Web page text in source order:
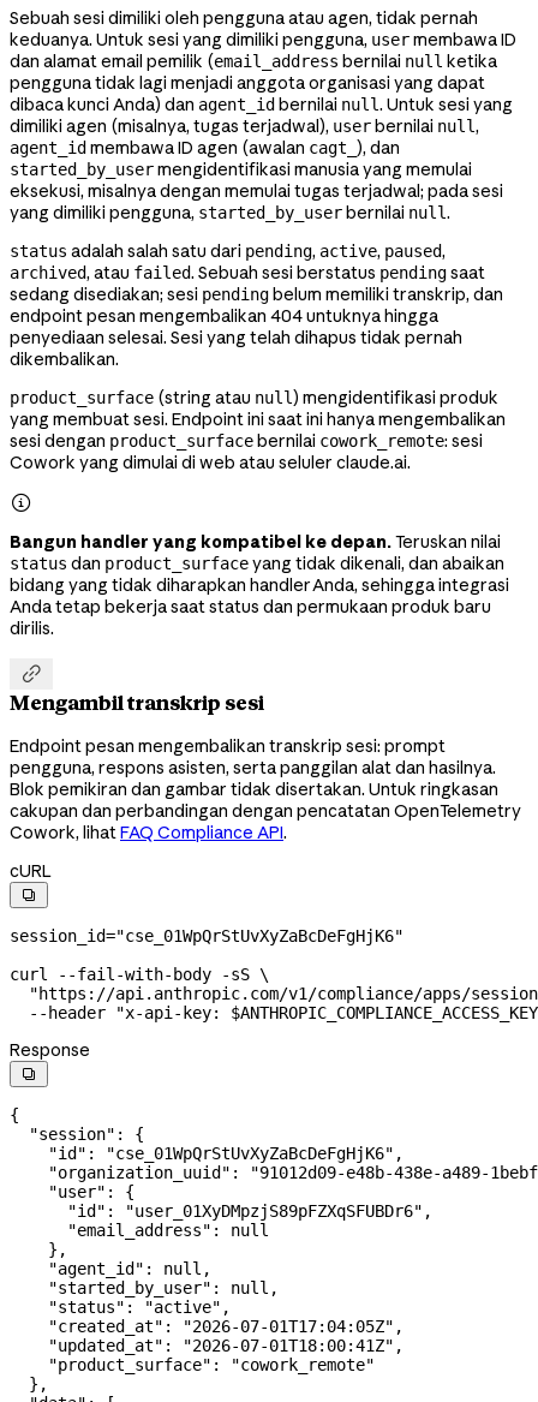
Sebuah sesi dimiliki oleh pengguna atau agen, tidak pernah
keduanya. Untuk sesi yang dimiliki pengguna, usermembawa ID
dan alamat email pemilik (email_address bernilai null ketika
pengguna tidak lagi menjadi anggota organisasi yang dapat
dibaca kunci Anda) dan agent_id bernilai null. Untuk sesi yang
dimiliki agen (misalnya, tugas terjadwal), userbernilai null,
agent_id membawa ID agen (awalan cagt_ ), dan
started_by_usermengidentifikasi manusia yang memulai
eksekusi, misalnya dengan memulai tugas terjadwal; pada sesi
yang dimiliki pengguna, started_by_userbernilai null.
status adalah salah satu dari pending, active, paused,
archived, atau failed. Sebuah sesi berstatus pendingsaat
sedang disediakan; sesi pendingbelum memiliki transkrip, dan
endpoint pesan mengembalikan 404 untuknya hingga
penyediaan selesai. Sesi yang telah dihapus tidak pernah
dikembalikan.
product_surface (string atau null) mengidentifikasi produk
yang membuat sesi. Endpoint ini saat ini hanya mengembalikan
sesi dengan product_surfacebernilai cowork_remote: sesi
Cowork yang dimulai di web atau seluler claude.ai.

Bangun handler yang kompatibel ke depan.Teruskan nilai
status dan product_surfaceyang tidak dikenali, dan abaikan
bidang yang tidak diharapkan handler Anda, sehingga integrasi
Anda tetap bekerja saat status dan permukaan produk baru
dirilis.

Mengambil transkrip sesi
Endpoint pesan mengembalikan transkrip sesi: prompt
pengguna, respons asisten, serta panggilan alat dan hasilnya.
Blok pemikiran dan gambar tidak disertakan. Untuk ringkasan
cakupan dan perbandingan dengan pencatatan OpenTelemetry
Cowork, lihatFAQ Compliance API.
cURL

session_id="cse_01WpQrStUvXyZaBcDeFgHjK6"
curl
--fail-with-body -sS \
"https://api.anthropic.com/v1/compliance/apps/
  --header
"x-api-key: $ANTHROPIC_COMPLIANCE_ACCESS_KEY
Response

{
  "session"
: {
    "id"
: "cse_01WpQrStUvXyZaBcDeFgHjK6" ,
    "organization_uuid"
:
"91012d09-e48b-438e-a489-
    "user"
: {
      "id"
: "user_01XyDMpzjS89pFZXqSFUBDr6" ,
      "email_address"
: null
    },
    "agent_id"
: null ,
    "started_by_user"
: null ,
    "status"
: "active" ,
    "created_at"
: "2026-07-01T17:04:05Z" ,
    "updated_at"
: "2026-07-01T18:00:41Z" ,
    "product_surface"
:
"cowork_remote"
  },